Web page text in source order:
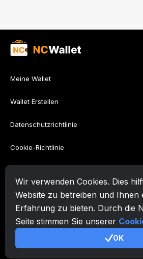
Wir verwenden Cookies. Dies
Website zu betreiben und Ihnen
Erfahrung zu bieten. Durch die
Seite stimmen Sie unserer
OK
Meine Wallet
Wallet Erstellen
Datenschutzrichtlinie
Cookie-Richtlinie
Nutzungsbedingungen
© 2026. Zafiro Innovation Systems